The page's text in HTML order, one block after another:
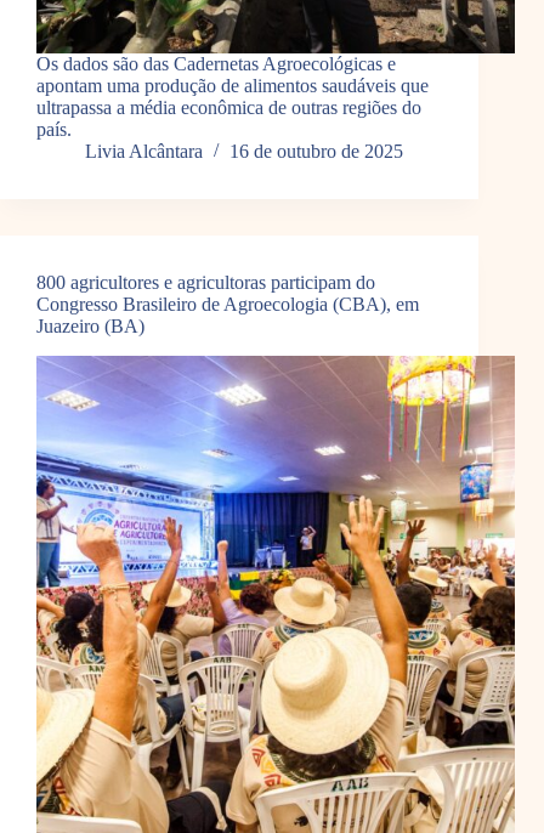
Os dados são das Cadernetas Agroecológicas e
apontam uma produção de alimentos saudáveis que
ultrapassa a média econômica de outras regiões do
país.
Livia Alcântara
16 de outubro de 2025
800 agricultores e agricultoras participam do
Congresso Brasileiro de Agroecologia (CBA), em
Juazeiro (BA)